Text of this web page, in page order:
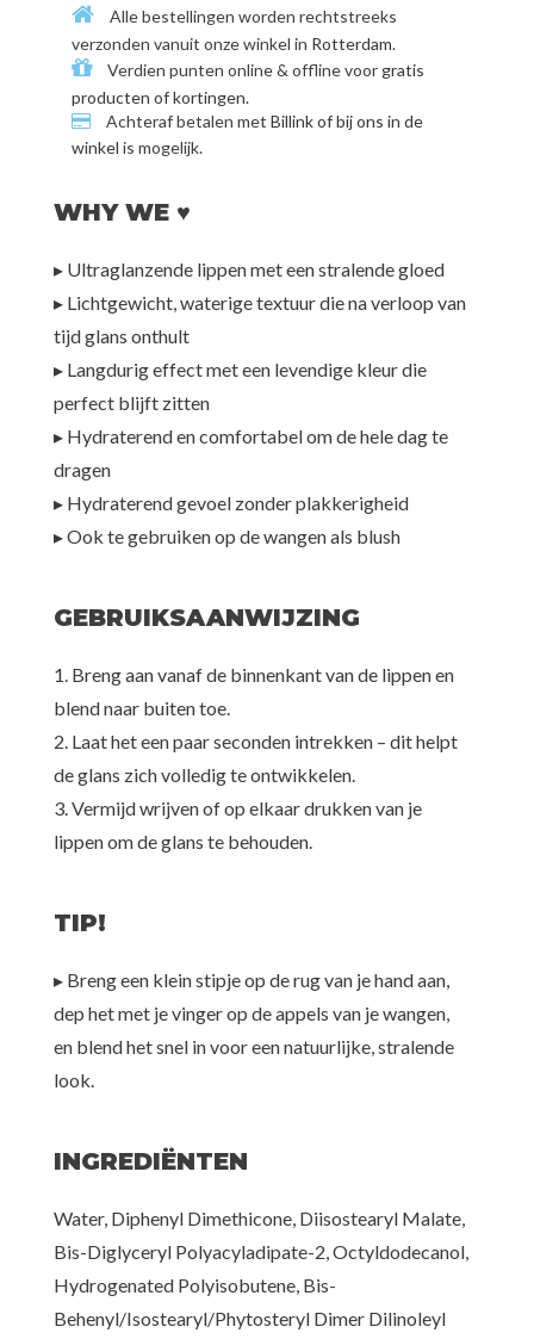
Alle bestellingen worden rechtstreeks
verzonden vanuit onze winkel in Rotterdam.
Verdien punten online & offline voor gratis
producten of kortingen.
Achteraf betalen met Billink of bij ons in de
winkel is mogelijk.
WHY WE ♥
▸ Ultraglanzende lippen met een stralende gloed
▸ Lichtgewicht, waterige textuur die na verloop van
tijd glans onthult
▸ Langdurig effect met een levendige kleur die
perfect blijft zitten
▸ Hydraterend en comfortabel om de hele dag te
dragen
▸ Hydraterend gevoel zonder plakkerigheid
▸ Ook te gebruiken op de wangen als blush
GEBRUIKSAANWIJZING
1. Breng aan vanaf de binnenkant van de lippen en
blend naar buiten toe.
2. Laat het een paar seconden intrekken – dit helpt
de glans zich volledig te ontwikkelen.
3. Vermijd wrijven of op elkaar drukken van je
lippen om de glans te behouden.
TIP!
▸ Breng een klein stipje op de rug van je hand aan,
dep het met je vinger op de appels van je wangen,
en blend het snel in voor een natuurlijke, stralende
look.
INGREDIËNTEN
Water, Diphenyl Dimethicone, Diisostearyl Malate,
Bis-Diglyceryl Polyacyladipate-2, Octyldodecanol,
Hydrogenated Polyisobutene, Bis-
Behenyl/Isostearyl/Phytosteryl Dimer Dilinoleyl